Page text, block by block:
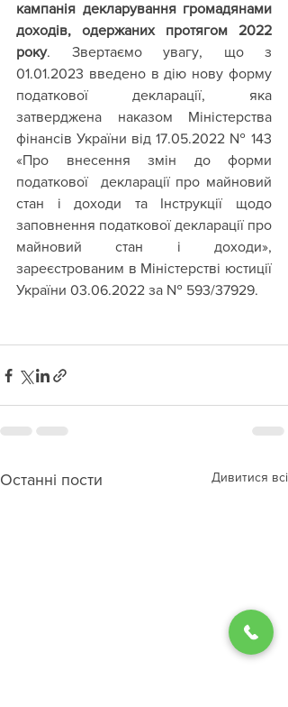
кампанія декларування громадянами
доходів, одержаних протягом 2022
року. Звертаємо увагу, що з
01.01.2023 введено в дію нову форму
податкової декларації, яка
затверджена наказом Міністерства
фінансів України від 17.05.2022 № 143
«Про внесення змін до форми
податкової  декларації про майновий
стан і доходи та Інструкції щодо
заповнення податкової декларації про
майновий стан і доходи»,
зареєстрованим в Міністерстві юстиції
України 03.06.2022 за № 593/37929.
Останні пости Дивитися всі